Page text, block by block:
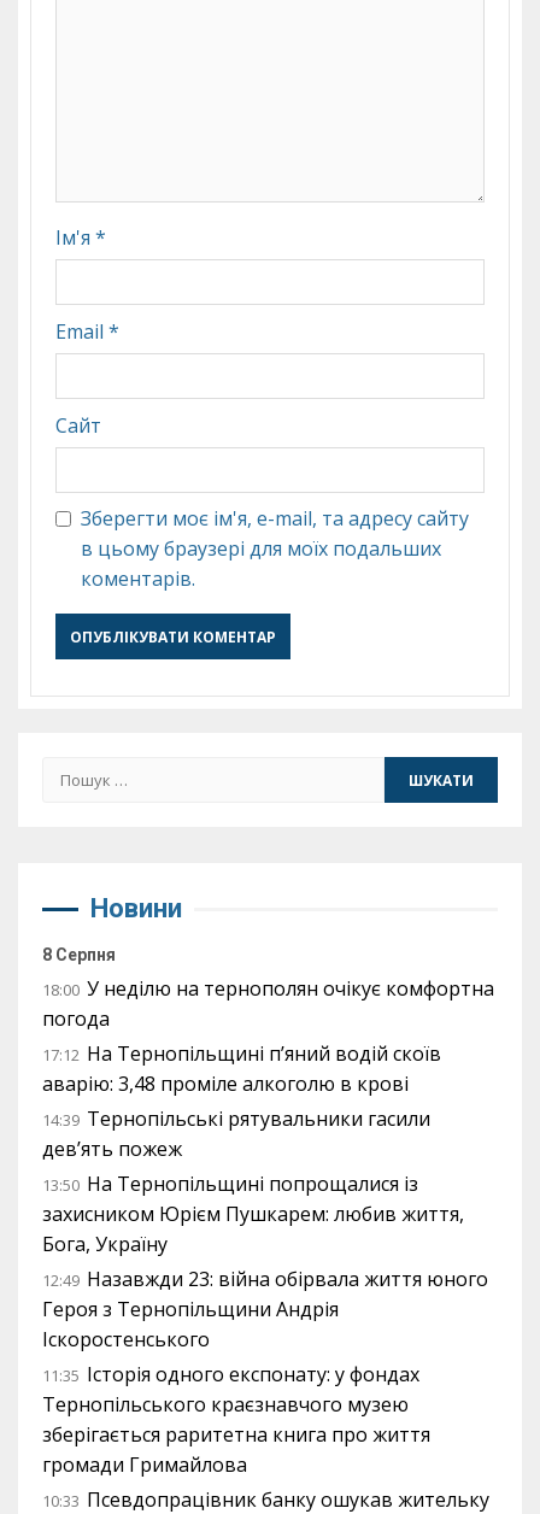
Ім'я *
Email *
Сайт
Зберегти моє ім'я, e-mail, та адресу сайту
в цьому браузері для моїх подальших
коментарів.
Пошук:
Новини
8 Серпня
18:00 У неділю на тернополян очікує комфортна
погода
17:12 На Тернопільщині п’яний водій скоїв
аварію: 3,48 проміле алкоголю в крові
14:39 Тернопільські рятувальники гасили
дев’ять пожеж
13:50 На Тернопільщині попрощалися із
захисником Юрієм Пушкарем: любив життя,
Бога, Україну
12:49 Назавжди 23: війна обірвала життя юного
Героя з Тернопільщини Андрія
Іскоростенського
11:35 Історія одного експонату: у фондах
Тернопільського краєзнавчого музею
зберігається раритетна книга про життя
громади Гримайлова
10:33 Псевдопрацівник банку ошукав жительку